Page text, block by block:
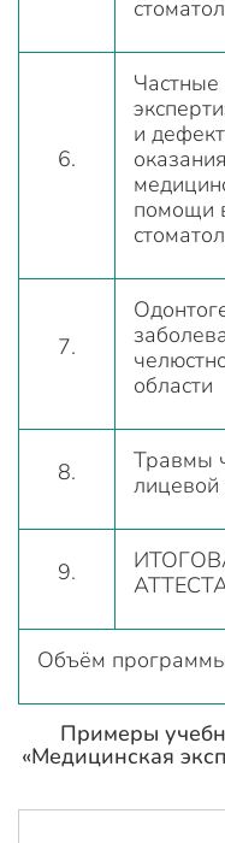
6.
и
оказания
помощи
7.
области
8.
Травмы
лицевой
9.
Объём
Примеры
«Медицинская